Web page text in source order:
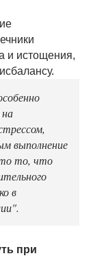
и истощения,
выполнение
то, что
в
при